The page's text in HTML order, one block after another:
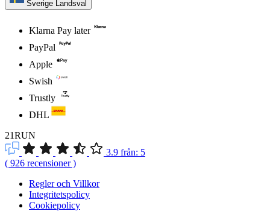
Sverige Landsval
Klarna Pay later
PayPal
Apple
Swish
Trustly
DHL
21RUN
3.9 från: 5
( 926 recensioner)
Regler och Villkor
Integritetspolicy
Cookiepolicy